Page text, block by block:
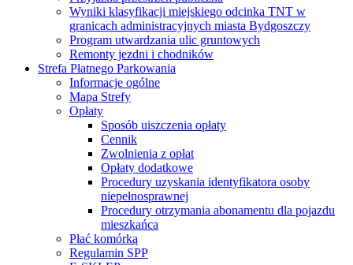
Wyniki klasyfikacji miejskiego odcinka TNT w
granicach administracyjnych miasta Bydgoszczy
Program utwardzania ulic gruntowych
Remonty jezdni i chodników
Strefa Płatnego Parkowania
Informacje ogólne
Mapa Strefy
Opłaty
Sposób uiszczenia opłaty
Cennik
Zwolnienia z opłat
Opłaty dodatkowe
Procedury uzyskania identyfikatora osoby
niepełnosprawnej
Procedury otrzymania abonamentu dla pojazdu
mieszkańca
Płać komórką
Regulamin SPP